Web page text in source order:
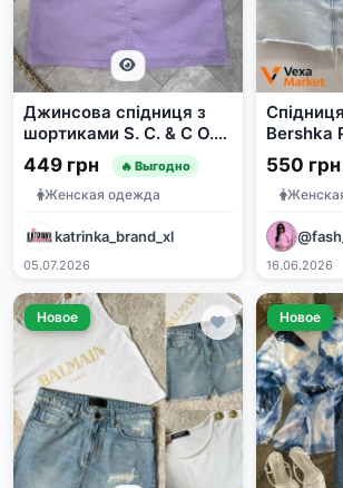
Джинсова спідниця з
шортиками S. C. & C O.
лавандова EUR XL / 52-
54
449 грн 🔥 Выгодно
Женская одежда
katrinka_brand_xl
05.07.2026
Bershka
550 грн
16.06.2026
Новое Новое